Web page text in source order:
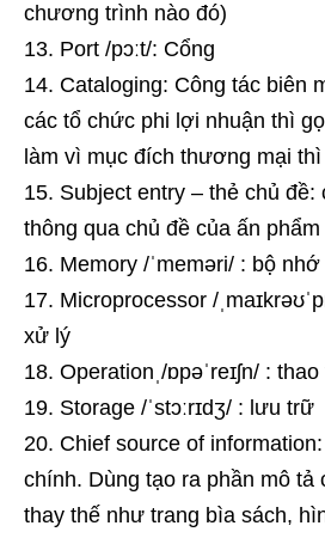
chương trình nào đó)
Port /pɔːt/: Cổng
Cataloging: Công tác biên
các tổ chức phi lợi nhuận thì
làm vì mục đích thương mại
Subject entry – thẻ chủ đề:
thông qua chủ đề của ấn phẩm
Memory /ˈmeməri/ : bộ nhớ
Microprocessor /
xử lý
Operationˌ/ɒpəˈreɪʃn/ :
Storage /ˈstɔːrɪdʒ/ : lưu trữ
Chief source of
chính. Dùng tạo ra phần mô tả
thay thế như trang bìa sách,